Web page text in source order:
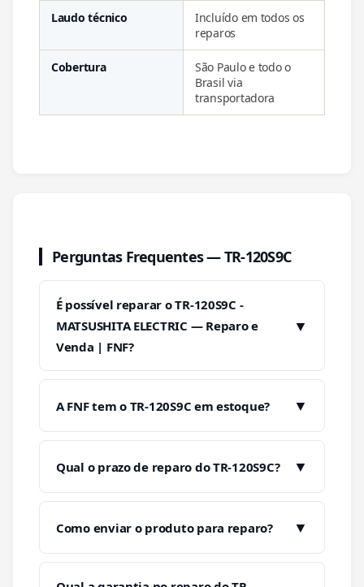
Laudo técnico
Incluído em todos os
reparos
Cobertura
São Paulo e todo o
Brasil via
transportadora
Perguntas Frequentes — TR-120S9C
É possível reparar o TR-120S9C -
MATSUSHITA ELECTRIC — Reparo e
Venda | FNF?
▼
A FNF tem o TR-120S9C em estoque? ▼
Qual o prazo de reparo do TR-120S9C? ▼
Como enviar o produto para reparo? ▼